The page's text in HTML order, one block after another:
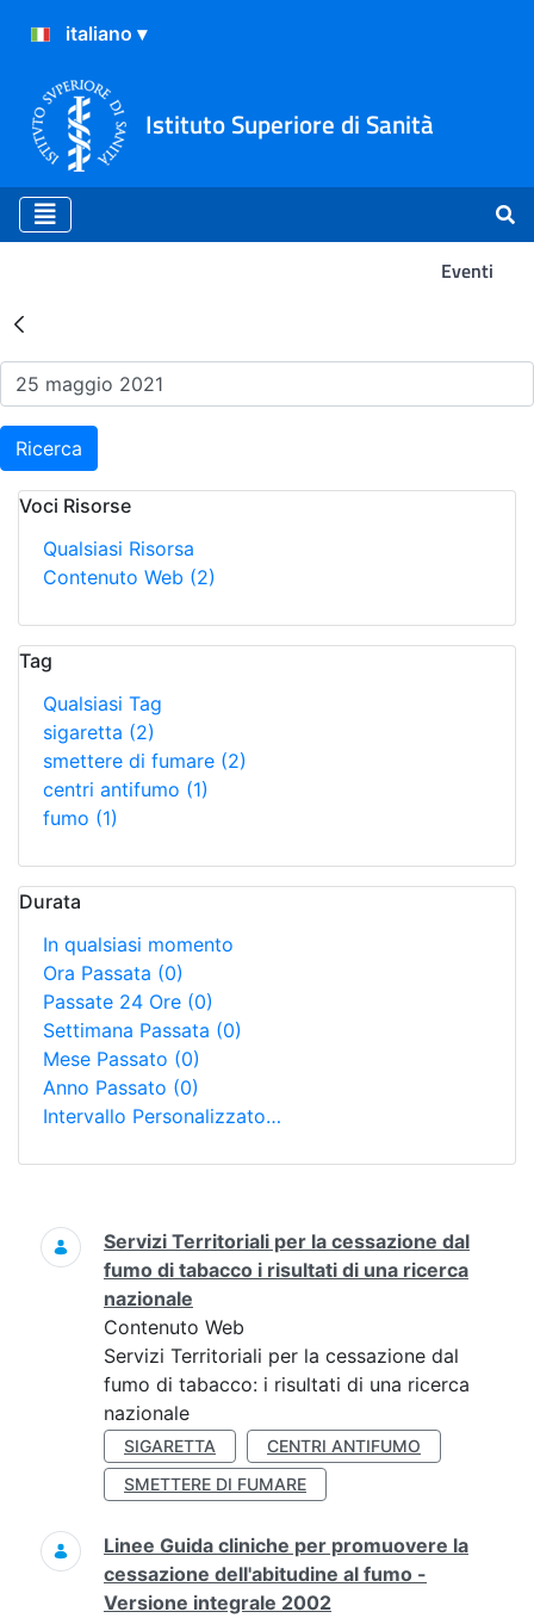
Istituto Superiore di Sanità
Eventi
Risultati della Ricerca -
Ricerca
Voci Risorse
Qualsiasi Risorsa
Contenuto Web (2)
Tag
Qualsiasi Tag
sigaretta (2)
smettere di fumare (2)
centri antifumo (1)
fumo (1)
Durata
In qualsiasi momento
Ora Passata (0)
Passate 24 Ore (0)
Settimana Passata (0)
Mese Passato (0)
Anno Passato (0)
Intervallo Personalizzato…
Ricerca
Servizi Territoriali per la cessazione dal
fumo di tabacco i risultati di una ricerca
nazionale
Contenuto Web
Servizi Territoriali per la cessazione dal
fumo di tabacco: i risultati di una ricerca
nazionale
SIGARETTA
CENTRI ANTIFUMO
SMETTERE DI FUMARE
Linee Guida cliniche per promuovere la
cessazione dell'abitudine al fumo -
Versione integrale 2002